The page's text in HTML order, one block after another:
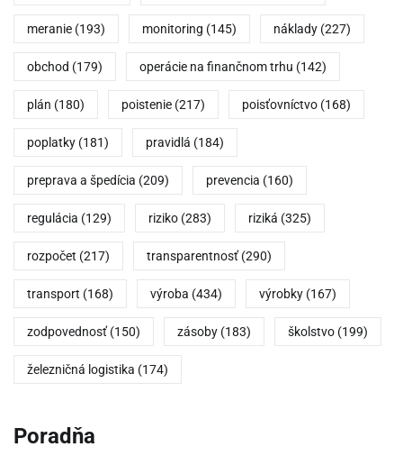
meranie (193) monitoring (145) náklady (227)
obchod (179) operácie na finančnom trhu (142)
plán (180) poistenie (217) poisťovníctvo (168)
poplatky (181) pravidlá (184)
preprava a špedícia (209) prevencia (160)
regulácia (129) riziko (283) riziká (325)
rozpočet (217) transparentnosť (290)
transport (168) výroba (434) výrobky (167)
zodpovednosť (150) zásoby (183) školstvo (199)
železničná logistika (174)
Poradňa